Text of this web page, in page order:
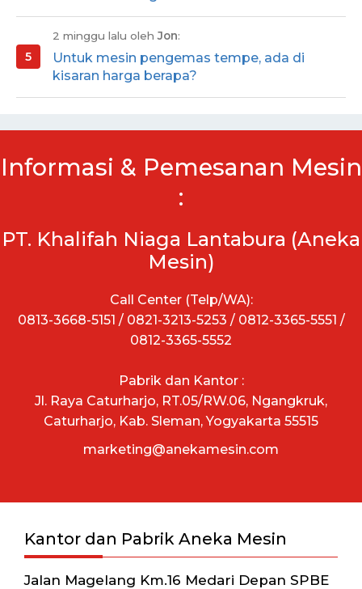
2 minggu lalu olehJon:
Untuk mesin pengemas tempe, ada di
kisaran harga berapa?
Informasi & Pemesanan Mesin
:
PT. Khalifah Niaga Lantabura (Aneka
Mesin)
Call Center (Telp/WA):
0813-3668-5151 / 0821-3213-5253 / 0812-3365-5551 /
0812-3365-5552
Pabrik dan Kantor :
Jl. Raya Caturharjo, RT.05/RW.06, Ngangkruk,
Caturharjo, Kab. Sleman, Yogyakarta 55515
marketing@anekamesin.com
Kantor dan Pabrik Aneka Mesin
Jalan Magelang Km.16 Medari Depan SPBE